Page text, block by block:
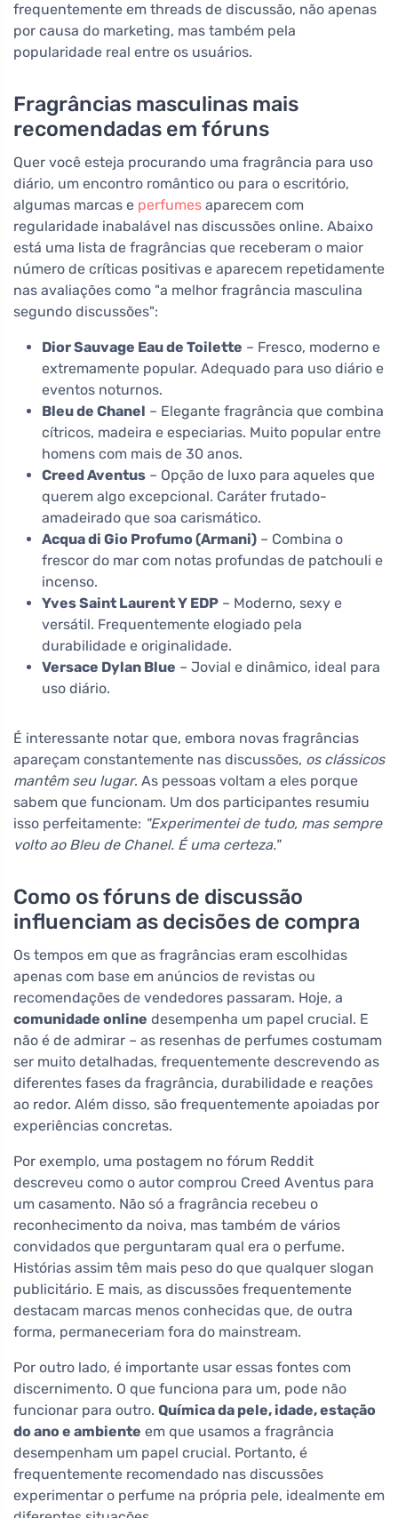
frequentemente em threads de discussão, não apenas
por causa do marketing, mas também pela
popularidade real entre os usuários.
Fragrâncias masculinas mais
recomendadas em fóruns
Quer você esteja procurando uma fragrância para uso
diário, um encontro romântico ou para o escritório,
algumas marcas e perfumes aparecem com
regularidade inabalável nas discussões online. Abaixo
está uma lista de fragrâncias que receberam o maior
número de críticas positivas e aparecem repetidamente
nas avaliações como "a melhor fragrância masculina
segundo discussões":
Dior Sauvage Eau de Toilette – Fresco, moderno e
extremamente popular. Adequado para uso diário e
eventos noturnos.
Bleu de Chanel – Elegante fragrância que combina
cítricos, madeira e especiarias. Muito popular entre
homens com mais de 30 anos.
Creed Aventus – Opção de luxo para aqueles que
querem algo excepcional. Caráter frutado-
amadeirado que soa carismático.
Acqua di Gio Profumo (Armani) – Combina o
frescor do mar com notas profundas de patchouli e
incenso.
Yves Saint Laurent Y EDP – Moderno, sexy e
versátil. Frequentemente elogiado pela
durabilidade e originalidade.
Versace Dylan Blue – Jovial e dinâmico, ideal para
uso diário.
É interessante notar que, embora novas fragrâncias
apareçam constantemente nas discussões, os clássicos
mantêm seu lugar. As pessoas voltam a eles porque
sabem que funcionam. Um dos participantes resumiu
isso perfeitamente: "Experimentei de tudo, mas sempre
volto ao Bleu de Chanel. É uma certeza."
Como os fóruns de discussão
influenciam as decisões de compra
Os tempos em que as fragrâncias eram escolhidas
apenas com base em anúncios de revistas ou
recomendações de vendedores passaram. Hoje, a
comunidade online desempenha um papel crucial. E
não é de admirar – as resenhas de perfumes costumam
ser muito detalhadas, frequentemente descrevendo as
diferentes fases da fragrância, durabilidade e reações
ao redor. Além disso, são frequentemente apoiadas por
experiências concretas.
Por exemplo, uma postagem no fórum Reddit
descreveu como o autor comprou Creed Aventus para
um casamento. Não só a fragrância recebeu o
reconhecimento da noiva, mas também de vários
convidados que perguntaram qual era o perfume.
Histórias assim têm mais peso do que qualquer slogan
publicitário. E mais, as discussões frequentemente
destacam marcas menos conhecidas que, de outra
forma, permaneceriam fora do mainstream.
Por outro lado, é importante usar essas fontes com
discernimento. O que funciona para um, pode não
funcionar para outro. Química da pele, idade, estação
do ano e ambiente em que usamos a fragrância
desempenham um papel crucial. Portanto, é
frequentemente recomendado nas discussões
experimentar o perfume na própria pele, idealmente em